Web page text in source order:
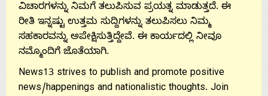
ವಿಚಾರಗಳನ್ನು ನಿಮಗೆ ತಲುಪಿಸುವ ಪ್ರಯತ್ನ ಮಾಡುತ್ತದೆ. ಈ
ರೀತಿ ಇನ್ನಷ್ಟು ಉತ್ತಮ ಸುದ್ದಿಗಳನ್ನು ತಲುಪಿಸಲು ನಿಮ್ಮ
ಸಹಕಾರವನ್ನು ಅಪೇಕ್ಷಿಸುತ್ತಿದ್ದೇವೆ. ಈ ಕಾರ್ಯದಲ್ಲಿ ನೀವೂ
ನಮ್ಮೊಂದಿಗೆ ಜೊತೆಯಾಗಿ.
News13 strives to publish and promote positive
news/happenings and nationalistic thoughts. Join